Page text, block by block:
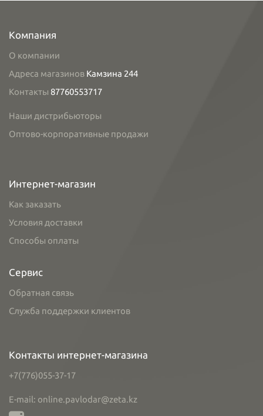
Компания
О компании
Адреса магазинов Камзина 244
Контакты 87760553717
Наши дистрибьюторы
Оптово-корпоративные продажи
Интернет-магазин
Как заказать
Условия доставки
Способы оплаты
Сервис
Обратная связь
Служба поддержки клиентов
Контакты интернет-магазина
+7(776)055-37-17
E-mail: online.pavlodar@zeta.kz